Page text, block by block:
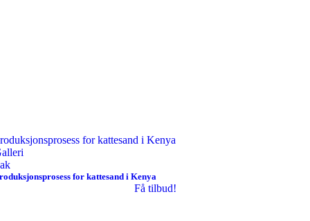
for kattesand i Kenya
for kattesand i Kenya
Få tilbud!